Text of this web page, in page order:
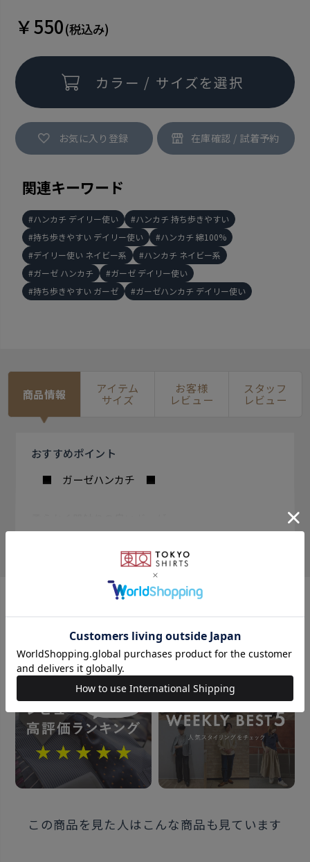
￥550(税込み)
カラー / サイズを選択
お気に入り登録
関連キーワード
ハンカチ デイリー使い
ハンカチ 持ち歩きやすい
持ち歩きやすい デイリー使い
ハンカチ 綿100%
デイリー使い ネイビー系
ハンカチ ネイビー系
ガーゼ ハンカチ
ガーゼ デイリー使い
持ち歩きやすい ガーゼ
ガーゼハンカチ デイリー使い
商品情報 アイテム
サイズ
お客様
レビュー
スタッフ
レビュー
おすすめポイント
■ ガーゼハンカチ ■
軽く、持ち歩きやすい小さな
サイズなのも嬉しいポイント。
綿100%
仕様
サイズ：25×25cm
柄番号
色柄：ネイビー×チェック柄
おすすめコンテンツ
この商品を見た人はこんな商品も見ています